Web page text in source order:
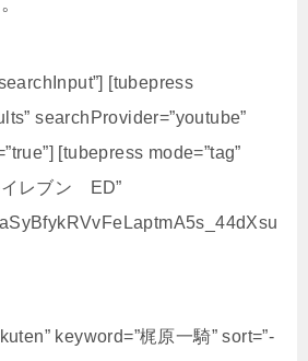
[tubepress
searchProvider=”youtube”
[tubepress mode=”tag”
イレブン ED”
keyword=”梶原一騎” sort=”-